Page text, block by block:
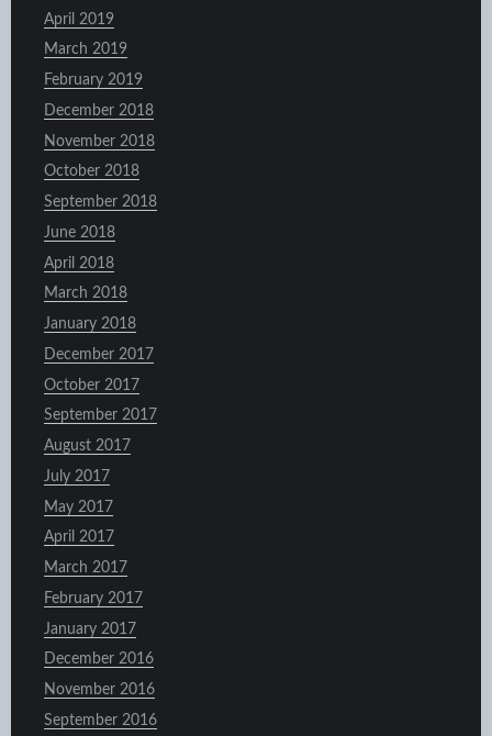
April 2019
March 2019
February 2019
December 2018
November 2018
October 2018
September 2018
June 2018
April 2018
March 2018
January 2018
December 2017
October 2017
September 2017
August 2017
July 2017
May 2017
April 2017
March 2017
February 2017
January 2017
December 2016
November 2016
September 2016